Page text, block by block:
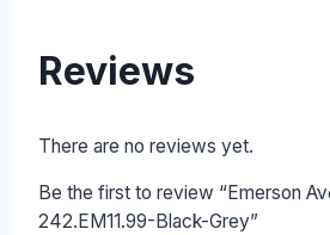
Reviews
There are no reviews yet.
Be the first to review “Emerson
242.EM11.99-Black-Grey”